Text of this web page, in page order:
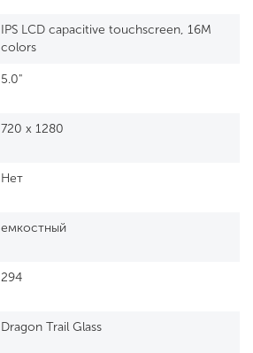
IPS LCD capacitive touchscreen, 16M
colors
5.0"
720 x 1280
Нет
емкостный
294
Dragon Trail Glass